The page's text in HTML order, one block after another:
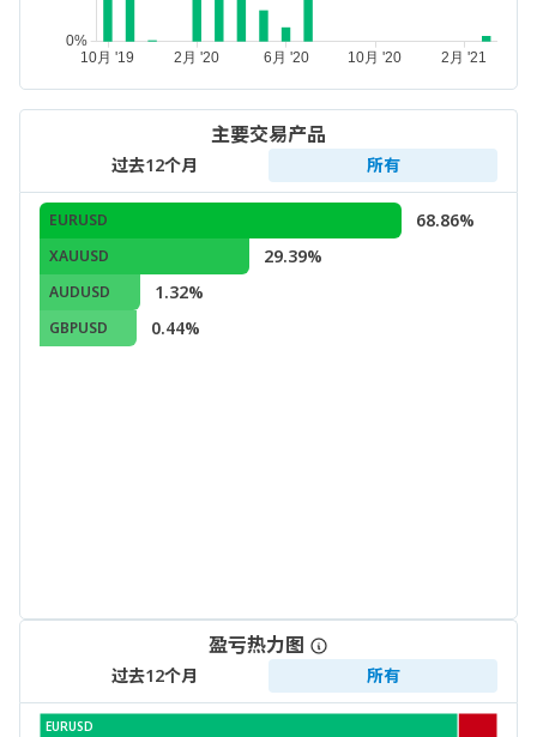
主要交易产品
过去12个月 所有
EURUSD 68.86%
XAUUSD 29.39%
AUDUSD 1.32%
GBPUSD 0.44%
盈亏热力图
过去12个月 所有
EURUSD